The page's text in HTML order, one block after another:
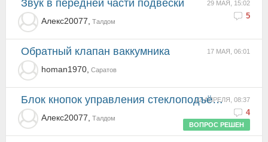
29 МАЯ, 15:02
5
Звук в передней части подвески
Алекс20077, Талдом
17 МАЯ, 06:01
Обратный клапан ваккумника
homan1970, Саратов
22 АПРЕЛЯ, 08:37
4
Блок кнопок управления стеклоподъёмниками
Алекс20077,
Талдом
ВОПРОС РЕШЕН